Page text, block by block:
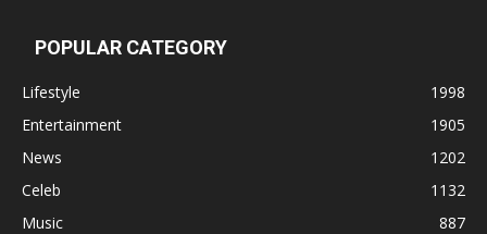
POPULAR CATEGORY
Lifestyle
1998
Entertainment
1905
News
1202
Celeb
1132
Music
887